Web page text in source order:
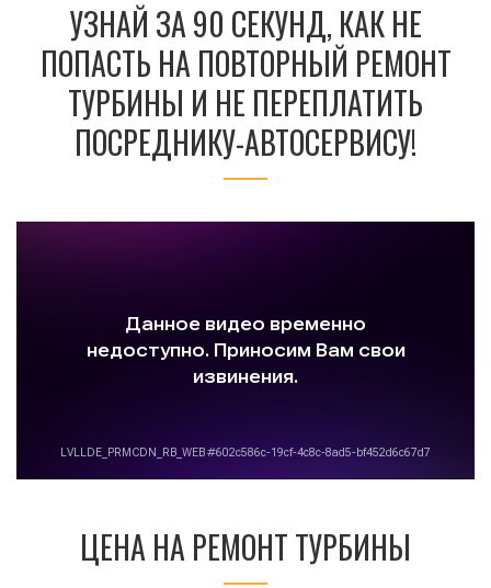
УЗНАЙ ЗА 90 СЕКУНД, КАК НЕ
ПОПАСТЬ НА ПОВТОРНЫЙ РЕМОНТ
ТУРБИНЫ И НЕ ПЕРЕПЛАТИТЬ
ПОСРЕДНИКУ-АВТОСЕРВИСУ!
ЦЕНА НА РЕМОНТ ТУРБИНЫ